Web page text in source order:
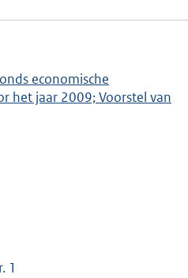
economische
het jaar 2009; Voorstel van
1